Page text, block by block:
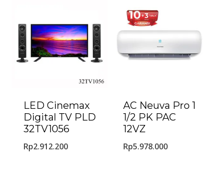
LED Cinemax
Digital TV PLD
32TV1056
Rp2.912.200
AC Neuva Pro 1
1/2 PK PAC
12VZ
Rp5.978.000